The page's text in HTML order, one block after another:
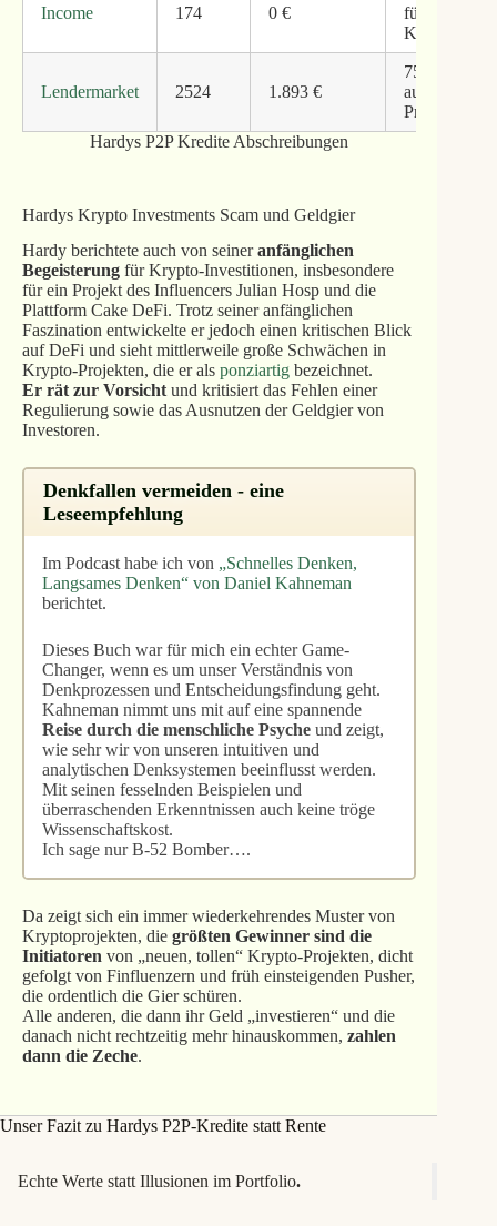
Income 174 0 €
für
Kredite
Lendermarket 2524 1.893 €
75% der
ausstehenden
Projekte
Hardys P2P Kredite Abschreibungen
Hardys Krypto Investments Scam und Geldgier
Hardy berichtete auch von seineranfänglichen
Begeisterungfür Krypto-Investitionen, insbesondere
für ein Projekt des Influencers Julian Hosp und die
Plattform Cake DeFi. Trotz seiner anfänglichen
Faszination entwickelte er jedoch einen kritischen Blick
auf DeFi und sieht mittlerweile große Schwächen in
Krypto-Projekten, die er als ponziartigbezeichnet.
Er rät zur Vorsichtund kritisiert das Fehlen einer
Regulierung sowie das Ausnutzen der Geldgier von
Investoren.
Denkfallen vermeiden - eine
Leseempfehlung
Im Podcast habe ich von „Schnelles Denken,
Langsames Denken“ von Daniel Kahneman
berichtet.
Dieses Buch war für mich ein echter Game-
Changer, wenn es um unser Verständnis von
Denkprozessen und Entscheidungsfindung geht.
Kahneman nimmt uns mit auf eine spannende
Reise durch die menschliche Psyche und zeigt,
wie sehr wir von unseren intuitiven und
analytischen Denksystemen beeinflusst werden.
Mit seinen fesselnden Beispielen und
überraschenden Erkenntnissen auch keine tröge
Wissenschaftskost.
Ich sage nur B-52 Bomber….
Da zeigt sich ein immer wiederkehrendes Muster von
Kryptoprojekten, die größten Gewinner sind die
Initiatoren von „neuen, tollen“ Krypto-Projekten, dicht
gefolgt von Finfluenzern und früh einsteigenden Pusher,
die ordentlich die Gier schüren.
Alle anderen, die dann ihr Geld „investieren“ und die
danach nicht rechtzeitig mehr hinauskommen, zahlen
dann die Zeche.
Unser Fazit zu Hardys P2P-Kredite statt Rente
Echte Werte statt Illusionen im Portfolio.